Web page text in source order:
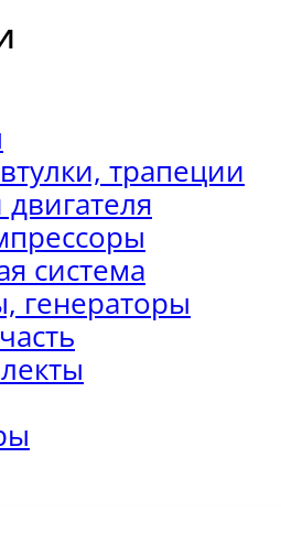
трапеции
система
генераторы